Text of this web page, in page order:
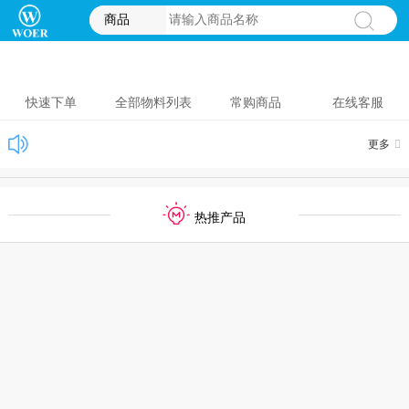
商品
快速下单 全部物料列表 常购商品 在线客服
更多
热推产品